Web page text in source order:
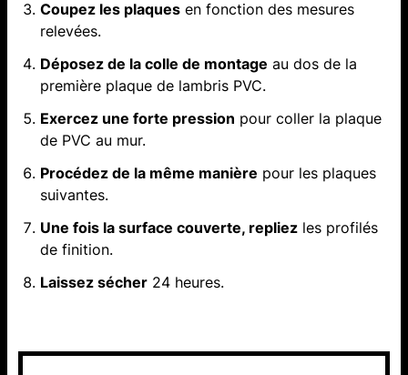
Coupez les plaques en fonction des mesures
relevées.
Déposez de la colle de montage au dos de la
première plaque de lambris PVC.
Exercez une forte pression pour coller la plaque
de PVC au mur.
Procédez de la même manière pour les plaques
suivantes.
Une fois la surface couverte, repliez les profilés
de finition.
Laissez sécher 24 heures.